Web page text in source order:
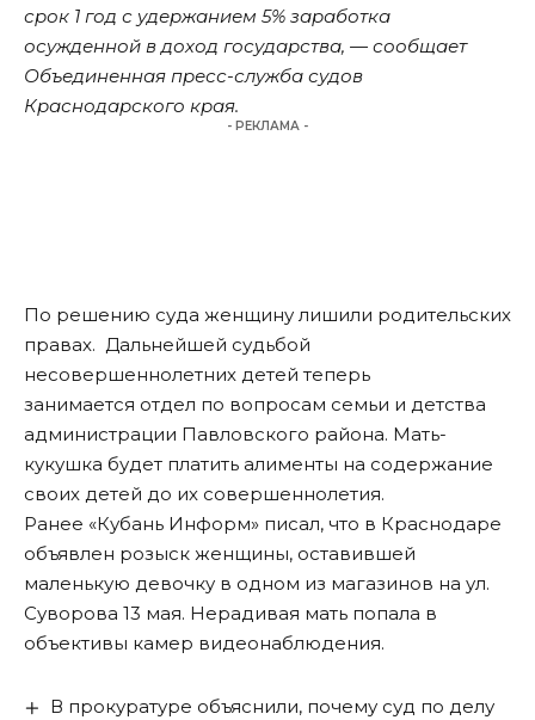
срок 1 год с удержанием 5% заработка
осужденной в доход государства, — сообщает
Объединенная пресс-служба судов
Краснодарского края.
- РЕКЛАМА -
По решению суда женщину лишили родительских
правах. Дальнейшей судьбой
несовершеннолетних детей теперь
занимается отдел по вопросам семьи и детства
администрации Павловского района. Мать-
кукушка будет платить алименты на содержание
своих детей до их совершеннолетия.
Ранее «Кубань Информ» писал, что в Краснодаре
объявлен розыск женщины, оставившей
маленькую девочку в одном из магазинов на ул.
Суворова 13 мая. Нерадивая мать попала в
объективы камер видеонаблюдения.
В прокуратуре объяснили, почему суд по делу